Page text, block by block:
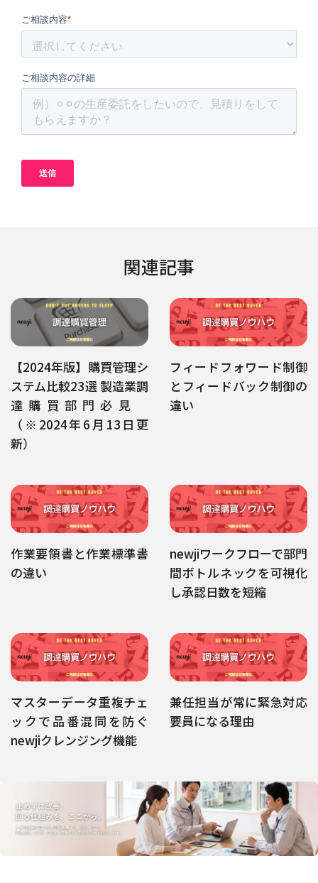
関連記事
【2024年版】購買管理シ
ステム比較23選 製造業調
達購買部門必見
（※2024年6月13日更
新）
フィードフォワード制御
とフィードバック制御の
違い
作業要領書と作業標準書
の違い
newjiワークフローで部門
間ボトルネックを可視化
し承認日数を短縮
マスターデータ重複チェ
ックで品番混同を防ぐ
newjiクレンジング機能
兼任担当が常に緊急対応
要員になる理由